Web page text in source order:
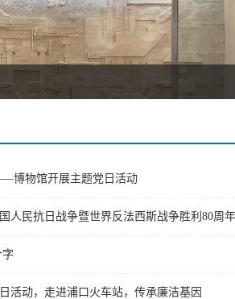
博物馆开展主题党日活动
人民抗日战争暨世界反法西斯战争胜利80周
活动，走进浦口火车站，传承廉洁基因